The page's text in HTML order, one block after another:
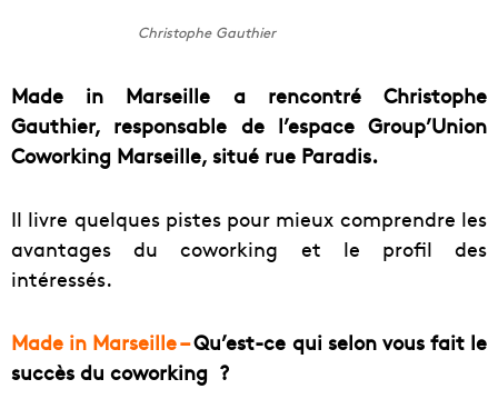
Christophe Gauthier
Made in Marseille a rencontré Christophe
Gauthier, responsable de l’espace Group’Union
Coworking Marseille, situé rue Paradis.
Il livre quelques pistes pour mieux comprendre les
avantages du coworking et le profil des
intéressés.
Made in Marseille –Qu’est-ce qui selon vous fait le
succès du coworking ?